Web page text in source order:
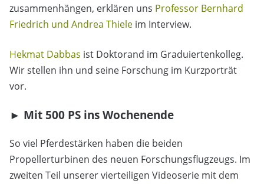
zusammenhängen, erklären uns Professor Bernhard
Friedrich und Andrea Thiele im Interview.
Hekmat Dabbas ist Doktorand im Graduiertenkolleg.
Wir stellen ihn und seine Forschung im Kurzporträt
vor.
► Mit 500 PS ins Wochenende
So viel Pferdestärken haben die beiden
Propellerturbinen des neuen Forschungsflugzeugs. Im
zweiten Teil unserer vierteiligen Videoserie mit dem